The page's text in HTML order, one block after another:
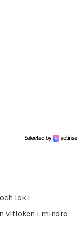
lök i
vitlöken i mindre